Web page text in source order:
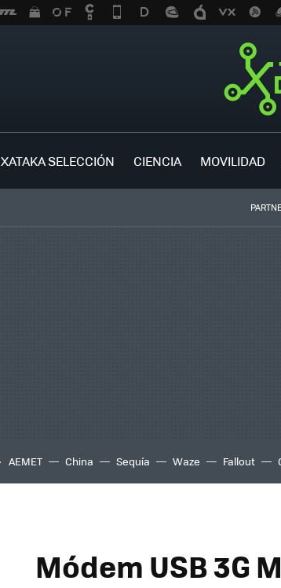
XATAKA SELECCIÓN CIENCIA MOVILIDAD
AEMET China Sequía Waze Fallout
Módem USB 3G